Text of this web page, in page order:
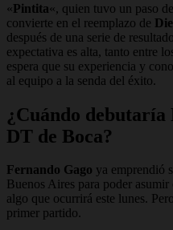
«Pintita«, quien tuvo un paso
convierte en el reemplazo de
después de una serie de
expectativa es alta, tanto entre
espera que su experiencia y
al equipo a la senda del éxito.
¿Cuándo debutaría
DT de Boca?
Fernando Gago ya emprendió
Buenos Aires para poder
algo que ocurrirá este lunes.
primer partido.